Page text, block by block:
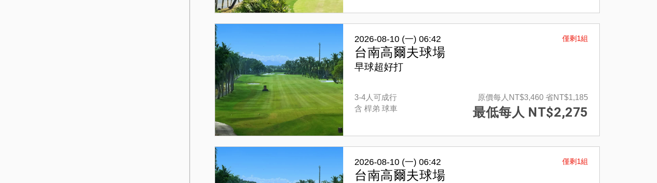
僅剩1組
2026-08-10 (一) 06:42
台南高爾夫球場
早球超好打
3-4人可成行
含 桿弟 球車
原價每人NT$3,460 省NT$1,185
最低每人 NT$2,275
僅剩1組
2026-08-10 (一) 06:42
台南高爾夫球場